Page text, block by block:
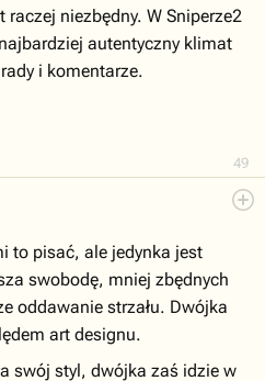
49
niezbędny. W Sniperze2
autentyczny klimat
i komentarze.
to pisać, ale jedynka jest
swobodę, mniej zbędnych
oddawanie strzału. Dwójka
art designu.
swój styl, dwójka zaś idzie w